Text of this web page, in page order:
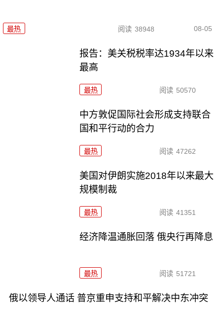
最热 阅读 38948 08-05
报告：美关税税率达1934年以来
最高
最热 阅读 50570
中方敦促国际社会形成支持联合
国和平行动的合力
最热 阅读 47262
美国对伊朗实施2018年以来最大
规模制裁
最热 阅读 41351
经济降温通胀回落 俄央行再降息
最热 阅读 51721
俄以领导人通话 普京重申支持和平解决中东冲突